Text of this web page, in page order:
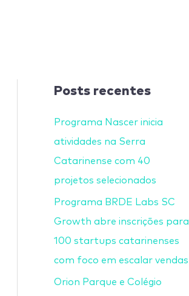
Posts recentes
Programa Nascer inicia
atividades na Serra
Catarinense com 40
projetos selecionados
Programa BRDE Labs SC
Growth abre inscrições para
100 startups catarinenses
com foco em escalar vendas
Orion Parque e Colégio